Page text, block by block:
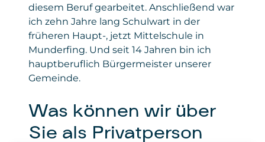
diesem Beruf gearbeitet. Anschließend war
ich zehn Jahre lang Schulwart in der
früheren Haupt-, jetzt Mittelschule in
Munderfing. Und seit 14 Jahren bin ich
hauptberuflich Bürgermeister unserer
Gemeinde.
Was können wir über
Sie als Privatperson